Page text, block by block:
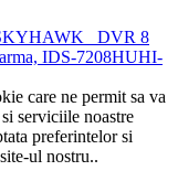
DVR 8
IDS-7208HUHI-
care ne permit sa va
serviciile noastre
preferintelor si
ul nostru..